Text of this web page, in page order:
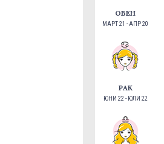
ОВЕН
МАРТ 21 - АПР 20
РАК
ЮНИ 22 - ЮЛИ 22